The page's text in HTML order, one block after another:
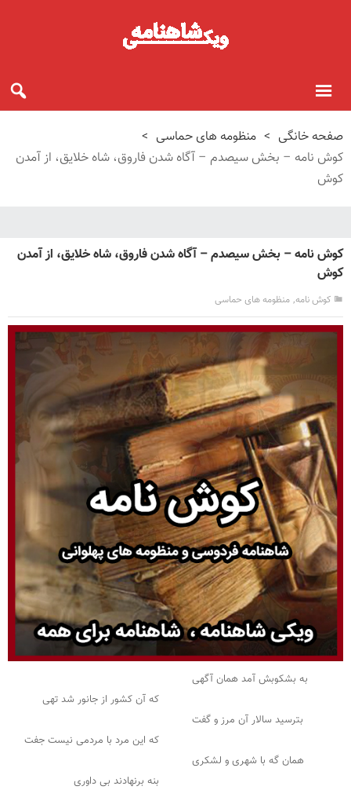
صفحه خانگی > منظومه های حماسی >
کوش نامه – بخش سیصدم – آگاه شدن فاروق، شاه خلایق، از آمدن
کوش
کوش نامه – بخش سیصدم – آگاه شدن فاروق، شاه خلایق، از آمدن
کوش
کوش نامه, منظومه های حماسی
به بشکوبش آمد همان آگهی
که آن کشور از جانور شد تهی
بترسید سالار آن مرز و گفت
که این مرد با مردمی نیست جفت
همان گه با شهری و لشکری
بنه برنهادند بی داوری